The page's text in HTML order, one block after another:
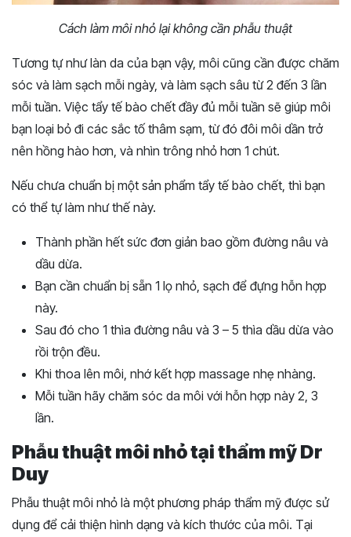
Cách làm môi nhỏ lại không cần phẫu thuật
Tương tự như làn da của bạn vậy, môi cũng cần được chăm
sóc và làm sạch mỗi ngày, và làm sạch sâu từ 2 đến 3 lần
mỗi tuần. Việc tẩy tế bào chết đầy đủ mỗi tuần sẽ giúp môi
bạn loại bỏ đi các sắc tố thâm sạm, từ đó đôi môi dần trở
nên hồng hào hơn, và nhìn trông nhỏ hơn 1 chút.
Nếu chưa chuẩn bị một sản phẩm tẩy tế bào chết, thì bạn
có thể tự làm như thế này.
Thành phần hết sức đơn giản bao gồm đường nâu và
dầu dừa.
Bạn cần chuẩn bị sẵn 1 lọ nhỏ, sạch để đựng hỗn hợp
này.
Sau đó cho 1 thìa đường nâu và 3 – 5 thìa dầu dừa vào
rồi trộn đều.
Khi thoa lên môi, nhớ kết hợp massage nhẹ nhàng.
Mỗi tuần hãy chăm sóc da môi với hỗn hợp này 2, 3
lần.
Phẫu thuật môi nhỏ tại thẩm mỹ Dr
Duy
Phẫu thuật môi nhỏ là một phương pháp thẩm mỹ được sử
dụng để cải thiện hình dạng và kích thước của môi. Tại